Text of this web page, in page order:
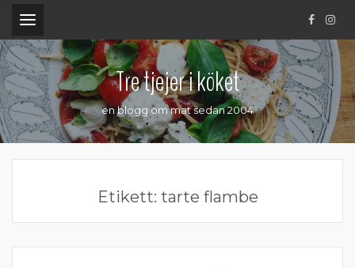
.
Tre tjejer i köket
en blogg om mat sedan 2004
Etikett: tarte flambe